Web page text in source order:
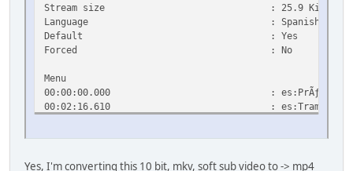
Stream size : 25.9 KiB (0%)
Language : Spanish
Default : Yes
Forced : No
Menu
00:00:00.000 : es:PrÃƒÂ³logo
00:02:16.610 : es:Trama
Yes, I'm converting this 10 bit, mkv, soft sub video to -> mp4